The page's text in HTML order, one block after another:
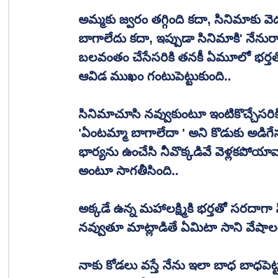
అమ్మకు జ్వరం తగ్గింది కదా, సినిమాకు
బాగాలేదు కదా, ఇప్పుడా సినిమాకి'
బలవంతం చేసేసరికి తనకీ ఏమూలో
ఆవిడ ముఖం గంటుపెట్టుకుంది..
సినిమాచూసి నవ్వుకుంటూ
'ఏంటమ్మా బాగాలేదా ' అని కొడుకు
భార్యను ఉంచేసి నీవొక్కడివే
అంటూ సాగతీసింది..
అక్కడే ఉన్న మహాలక్ష్మికి భర్తతో
నవ్వుతూ మాట్లాడితే ఏమిటా సాని
నాకు కోడలు వస్తే నేను ఇలా బాధ